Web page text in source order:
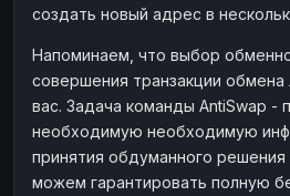
создать новый адрес в
Напоминаем, что выбор
совершения транзакции
вас. Задача команды AntiSwap -
необходимую необходимую
принятия обдуманного
можем гарантировать полную